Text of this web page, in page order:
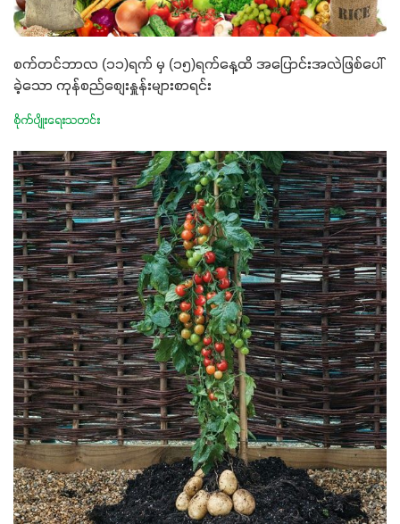
စက်တင်ဘာလ (၁၁)ရက် မှ (၁၅)ရက်နေ့ထိ အပြောင်းအလဲဖြစ်ပေါ်
ခဲ့သော ကုန်စည်စျေးနှူန်းများစာရင်း
စိုက်ပျိုးရေးသတင်း